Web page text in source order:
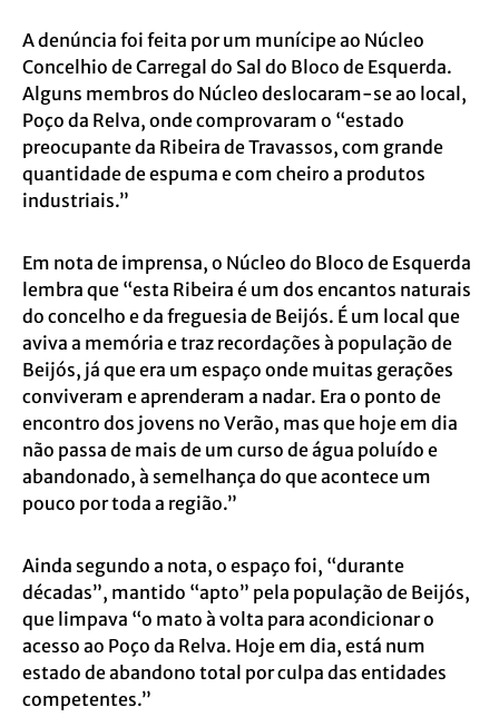
A denúncia foi feita por um munícipe ao Núcleo
Concelhio de Carregal do Sal do Bloco de Esquerda.
Alguns membros do Núcleo deslocaram-se ao local,
Poço da Relva, onde comprovaram o “estado
preocupante da Ribeira de Travassos, com grande
quantidade de espuma e com cheiro a produtos
industriais.”
Em nota de imprensa, o Núcleo do Bloco de Esquerda
lembra que “esta Ribeira é um dos encantos naturais
do concelho e da freguesia de Beijós. É um local que
aviva a memória e traz recordações à população de
Beijós, já que era um espaço onde muitas gerações
conviveram e aprenderam a nadar. Era o ponto de
encontro dos jovens no Verão, mas que hoje em dia
não passa de mais de um curso de água poluído e
abandonado, à semelhança do que acontece um
pouco por toda a região.”
Ainda segundo a nota, o espaço foi, “durante
décadas”, mantido “apto” pela população de Beijós,
que limpava “o mato à volta para acondicionar o
acesso ao Poço da Relva. Hoje em dia, está num
estado de abandono total por culpa das entidades
competentes.”